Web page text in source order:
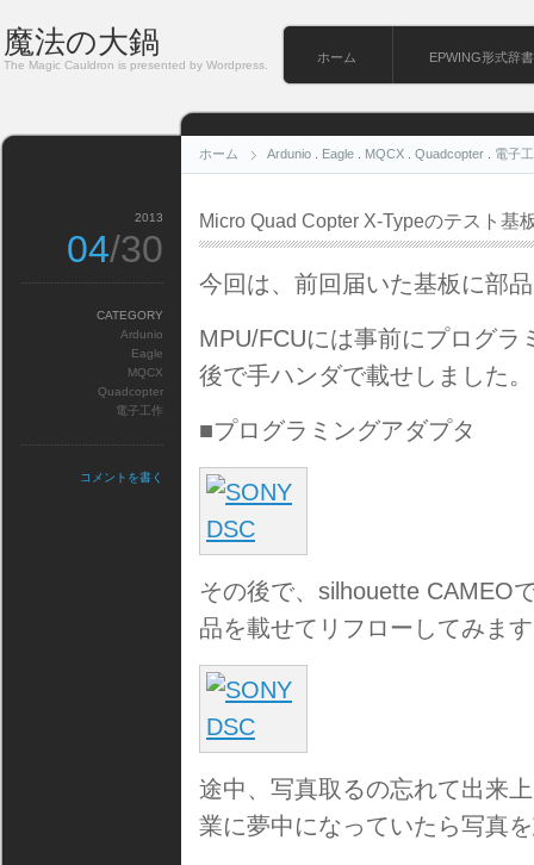
魔法の大鍋
The Magic Cauldron is presented by Wordpress.
ホーム EPWING形式辞書
ホーム Ardunio Eagle MQCX Quadcopter 電子
Micro Quad Copter X-Typeのテスト基
今回は、前回届いた基板に部
MPU/FCUには事前にプログ
後で手ハンダで載せしました。
■プログラミングアダプタ
その後で、silhouette CAMEO
品を載せてリフローしてみま
途中、写真取るの忘れて出来
業に夢中になっていたら写真
2013
04/30
CATEGORY
Ardunio
Eagle
MQCX
Quadcopter
電子工作
コメントを書く